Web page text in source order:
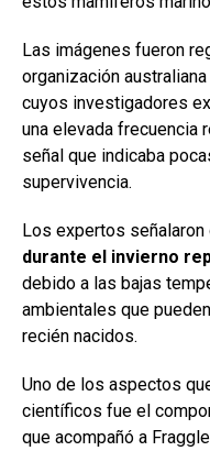
Las imágenes fueron
organización australiana
cuyos investigadores
una elevada frecuencia
señal que indicaba
supervivencia.
Los expertos señalaron
durante el invierno
debido a las bajas
ambientales que
recién nacidos.
Uno de los aspectos
científicos fue el
que acompañó a